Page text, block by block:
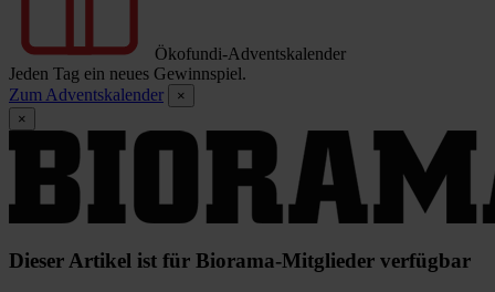
Ökofundi-Adventskalender
Jeden Tag ein neues Gewinnspiel.
Zum Adventskalender
×
×
Dieser Artikel ist für Biorama-Mitglieder verfügbar